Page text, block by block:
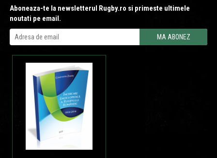
Aboneaza-te la newsletterul Rugby.ro si primeste ultimele
noutati pe email.